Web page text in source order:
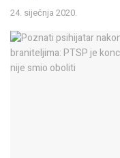
24. siječnja 2020.